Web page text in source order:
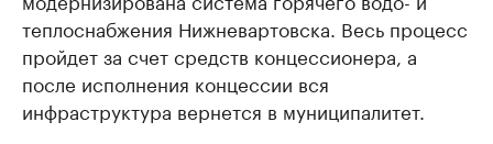
теплоснабжения Нижневартовска. Весь процесс
пройдет за счет средств концессионера, а
после исполнения концессии вся
инфраструктура вернется в муниципалитет.